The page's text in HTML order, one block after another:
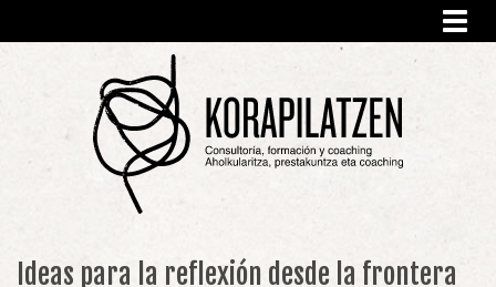
Ideas para la reflexión desde la frontera